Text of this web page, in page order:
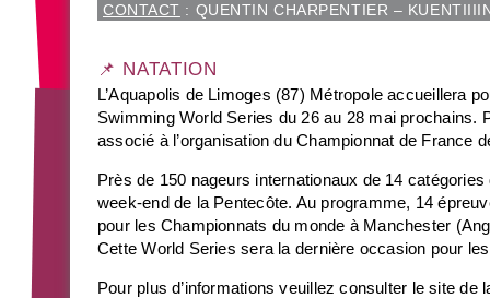
CONTACT : QUENTIN CHARPENTIER –
📌 NATATION
L’Aquapolis de Limoges (87) Métropole accueillera
Swimming World Series du 26 au 28 mai prochains.
associé à l’organisation du Championnat de France
Près de 150 nageurs internationaux de 14
week-end de la Pentecôte. Au programme, 14
pour les Championnats du monde à Manchester
Cette World Series sera la dernière occasion pour
Pour plus d’informations veuillez consulter le site